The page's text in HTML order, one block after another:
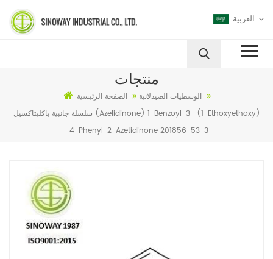
العربية
منتجات
الصفحة الرئيسية
الوسطيات الصيدلانية
سلسلة جانبية باكليتاكسيل (Azelidinone) 1-Benzoyl-3- (1-Ethoxyethoxy)
-4-Phenyl-2-Azetidinone 201856-53-3